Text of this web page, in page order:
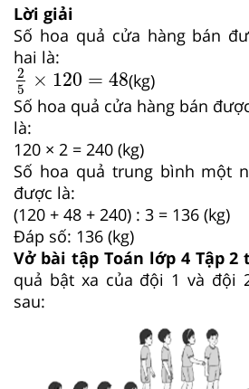
Lời giải
Số hoa quả cửa hàng bán
hai là:
2
5
× 120 = 48
25 ×120 48 (kg)
Số hoa quả cửa hàng bán
là:
120 × 2 = 240 (kg)
Số hoa quả trung bình một
được là:
(120 + 48 + 240) : 3 = 136 (kg)
Đáp số: 136 (kg)
Vở bài tập Toán lớp 4 Tập 2
quả bật xa của đội 1 và đội
sau: